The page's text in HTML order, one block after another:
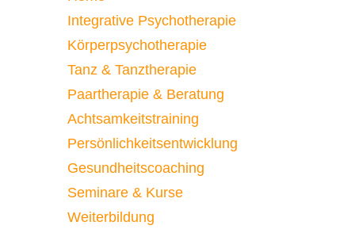
Integrative Psychotherapie
Körperpsychotherapie
Tanz & Tanztherapie
Paartherapie & Beratung
Achtsamkeitstraining
Persönlichkeitsentwicklung
Gesundheitscoaching
Seminare & Kurse
Weiterbildung